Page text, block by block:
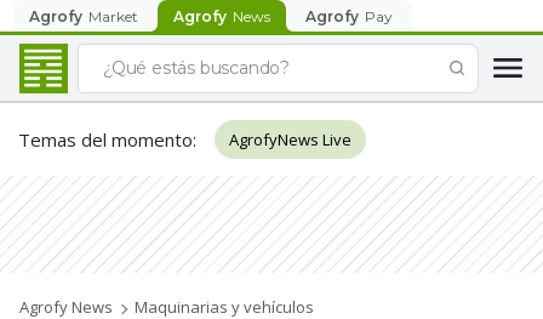
Agrofy Market Agrofy News Agrofy Pay
Temas del momento: AgrofyNews Live
Agrofy News Maquinarias y vehículos